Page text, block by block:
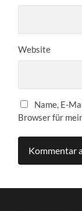
Website
Name, E-
Browser für